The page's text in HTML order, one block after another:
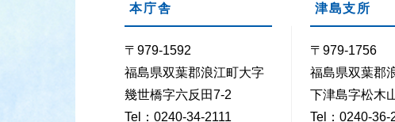
本庁舎
〒979-1592
福島県双葉郡浪江町大字
幾世橋字六反田7-2
Tel：0240-34-2111
津島支所
〒979-1756
福島県双葉郡
下津島字松木
Tel：0240-36-